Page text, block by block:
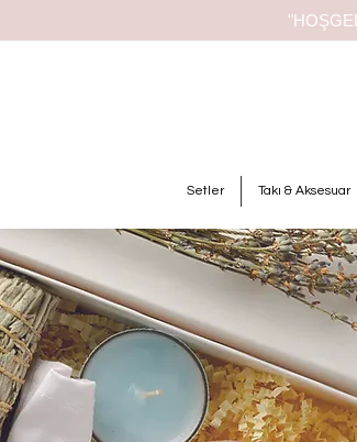
Setler Takı & Aksesuar